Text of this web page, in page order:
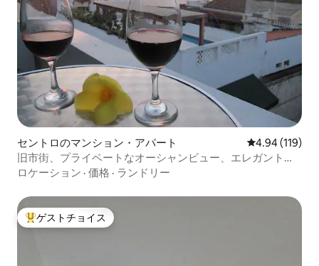
セントロのマンション・アパート レビュー119
4.94 (119)
旧市街、プライベートなオーシャンビュー、エレガントで
安全
ロケーション · 価格 · ランドリー
大好評のゲストチョイスです。
ゲストチョイス